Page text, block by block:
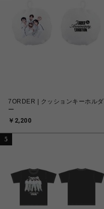
7ORDER | クッションキーホルダ
ー
￥2,200
5